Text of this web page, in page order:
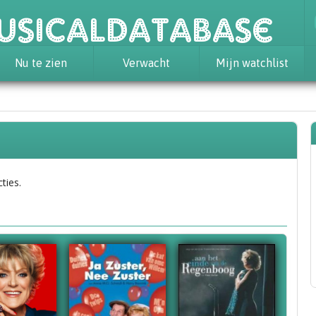
Nu te zien Verwacht Mijn watchlist